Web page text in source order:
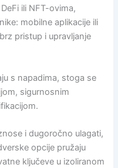
ili NFT-ovima,
mobilne aplikacije ili
pristup i upravljanje
s napadima, stoga se
sigurnosnim
i dugoročno ulagati,
opcije pružaju
ključeve u izoliranom